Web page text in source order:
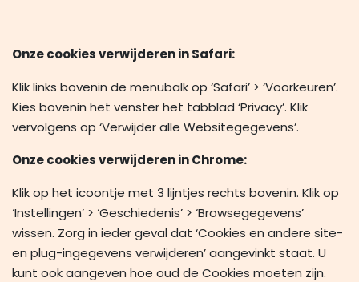
Onze cookies verwijderen in Safari:
Klik links bovenin de menubalk op ‘Safari’ > ‘Voorkeuren’.
Kies bovenin het venster het tabblad ‘Privacy’. Klik
vervolgens op ‘Verwijder alle Websitegegevens’.
Onze cookies verwijderen in Chrome:
Klik op het icoontje met 3 lijntjes rechts bovenin. Klik op
‘Instellingen’ > ‘Geschiedenis’ > ‘Browsegegevens’
wissen. Zorg in ieder geval dat ‘Cookies en andere site-
en plug-ingegevens verwijderen’ aangevinkt staat. U
kunt ook aangeven hoe oud de Cookies moeten zijn.